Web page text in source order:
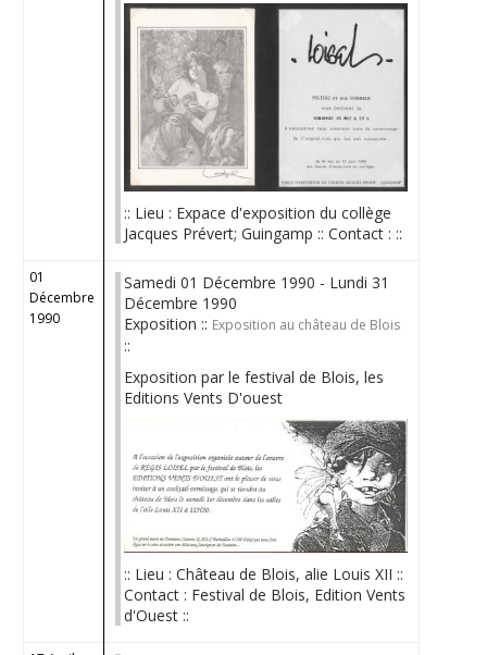
:: Lieu : Expace d'exposition du collège
Jacques Prévert; Guingamp :: Contact : ::
01
Décembre
1990
Samedi 01 Décembre 1990 - Lundi 31
Décembre 1990
Exposition :: Exposition au château de Blois
::
Exposition par le festival de Blois, les
Editions Vents D'ouest
:: Lieu : Château de Blois, alie Louis XII ::
Contact : Festival de Blois, Edition Vents
d'Ouest ::